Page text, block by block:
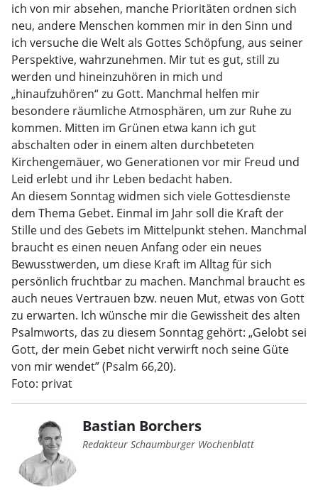
ich von mir absehen, manche Prioritäten ordnen sich
neu, andere Menschen kommen mir in den Sinn und
ich versuche die Welt als Gottes Schöpfung, aus seiner
Perspektive, wahrzunehmen. Mir tut es gut, still zu
werden und hineinzuhören in mich und
„hinaufzuhören“ zu Gott. Manchmal helfen mir
besondere räumliche Atmosphären, um zur Ruhe zu
kommen. Mitten im Grünen etwa kann ich gut
abschalten oder in einem alten durchbeteten
Kirchengemäuer, wo Generationen vor mir Freud und
Leid erlebt und ihr Leben bedacht haben.
An diesem Sonntag widmen sich viele Gottesdienste
dem Thema Gebet. Einmal im Jahr soll die Kraft der
Stille und des Gebets im Mittelpunkt stehen. Manchmal
braucht es einen neuen Anfang oder ein neues
Bewusstwerden, um diese Kraft im Alltag für sich
persönlich fruchtbar zu machen. Manchmal braucht es
auch neues Vertrauen bzw. neuen Mut, etwas von Gott
zu erwarten. Ich wünsche mir die Gewissheit des alten
Psalmworts, das zu diesem Sonntag gehört: „Gelobt sei
Gott, der mein Gebet nicht verwirft noch seine Güte
von mir wendet” (Psalm 66,20).
Foto: privat
Bastian Borchers
Redakteur Schaumburger Wochenblatt